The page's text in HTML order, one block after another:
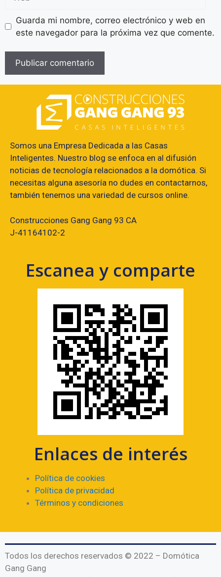
Guarda mi nombre, correo electrónico y web en
este navegador para la próxima vez que comente.
Somos una Empresa Dedicada a las Casas
Inteligentes. Nuestro blog se enfoca en al difusión
noticias de tecnología relacionados a la domótica. Si
necesitas alguna asesoría no dudes en contactarnos,
también tenemos una variedad de cursos online.
Construcciones Gang Gang 93 CA
J-41164102-2
Escanea y comparte
Enlaces de interés
Política de cookies
Política de privacidad
Términos y condiciones
Todos los derechos reservados © 2022 – Domótica
Gang Gang